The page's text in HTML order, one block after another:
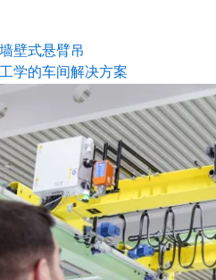
壁式悬臂吊
学的车间解决方案